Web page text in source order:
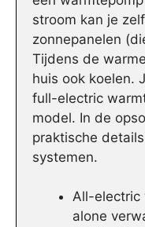
stroom kan je
zonnepanelen
Tijdens de
huis ook koelen.
full-electric
model. In de
praktische
systemen.
All-electric
alone